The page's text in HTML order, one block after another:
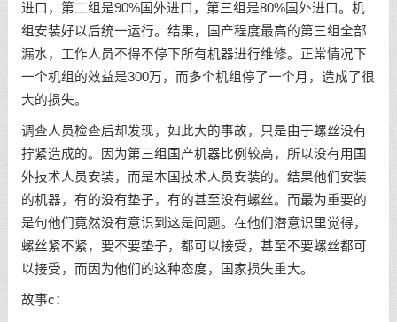
进口，第二组是90%国外进口，第三组是80%国外进口。机
组安装好以后统一运行。结果，国产程度最高的第三组全部
漏水，工作人员不得不停下所有机器进行维修。正常情况下
一个机组的效益是300万，而多个机组停了一个月，造成了很
大的损失。
调查人员检查后却发现，如此大的事故，只是由于螺丝没有
拧紧造成的。因为第三组国产机器比例较高，所以没有用国
外技术人员安装，而是本国技术人员安装的。结果他们安装
的机器，有的没有垫子，有的甚至没有螺丝。而最为重要的
是句他们竟然没有意识到这是问题。在他们潜意识里觉得，
螺丝紧不紧，要不要垫子，都可以接受，甚至不要螺丝都可
以接受，而因为他们的这种态度，国家损失重大。
故事c：